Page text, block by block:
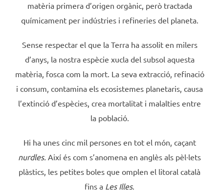
matèria primera d’origen orgànic, però tractada
químicament per indústries i refineries del planeta.
Sense respectar el que la Terra ha assolit en milers
d’anys, la nostra espècie xucla del subsol aquesta
matèria, fosca com la mort. La seva extracció, refinació
i consum, contamina els ecosistemes planetaris, causa
l’extinció d’espècies, crea mortalitat i malalties entre
la població.
Hi ha unes cinc mil persones en tot el món, caçant
nurdles. Així és com s’anomena en anglès als pèl·lets
plàstics, les petites boles que omplen el litoral català
fins a Les Illes.